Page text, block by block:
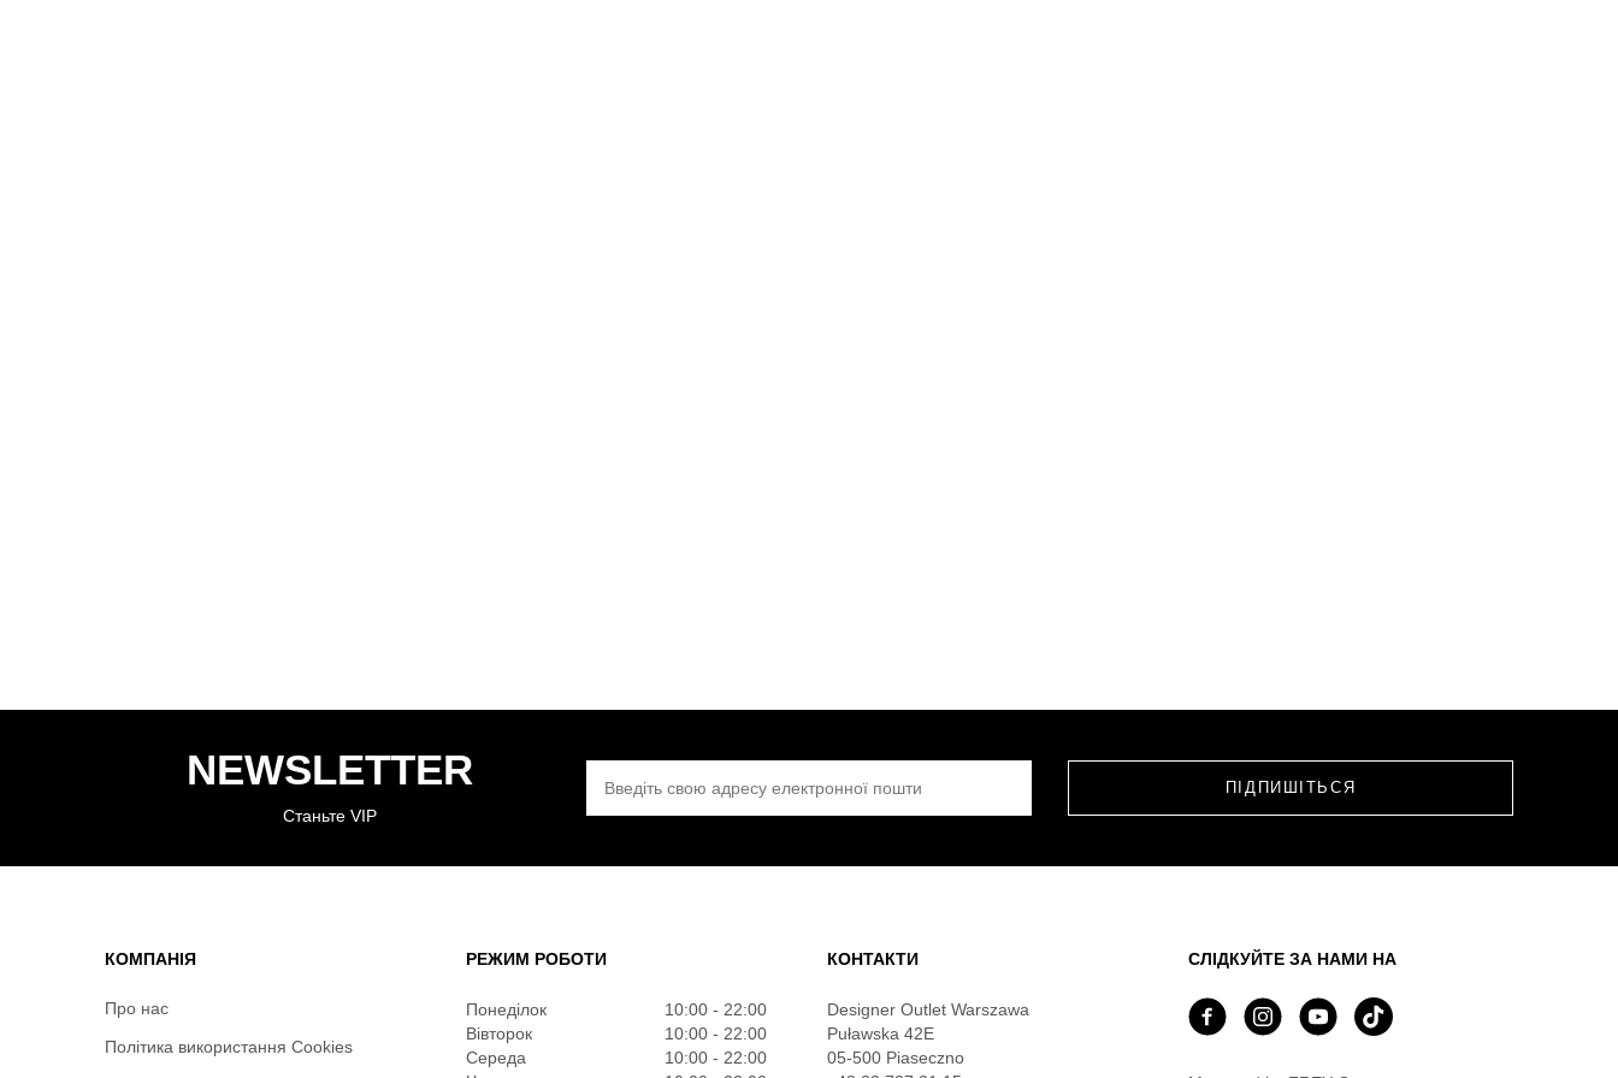
NEWSLETTER
Станьте VIP
КОМПАНІЯ
Про нас
Політика використання Cookies
РЕЖИМ РОБОТИ
Понеділок
10:00 - 22:00
Вівторок
10:00 - 22:00
Середа
10:00 - 22:00
КОНТАКТИ
Designer Outlet Warszawa
Puławska 42E
05-500 Piaseczno
СЛІДКУЙТЕ ЗА НАМИ НА